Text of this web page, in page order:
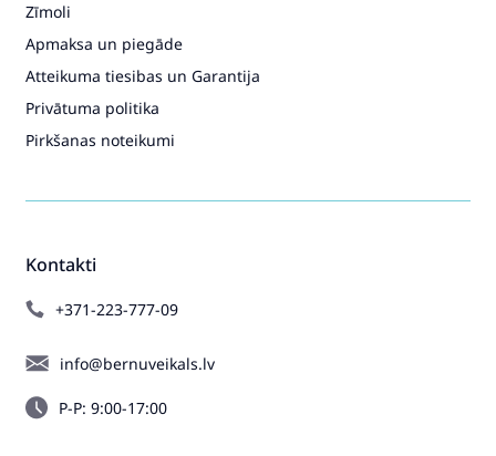
Kontakti
+371-223-777-09
info@bernuveikals.lv
P-P: 9:00-17:00
Zīmoli
Apmaksa un piegāde
Atteikuma tiesibas un Garantija
Privātuma politika
Pirkšanas noteikumi